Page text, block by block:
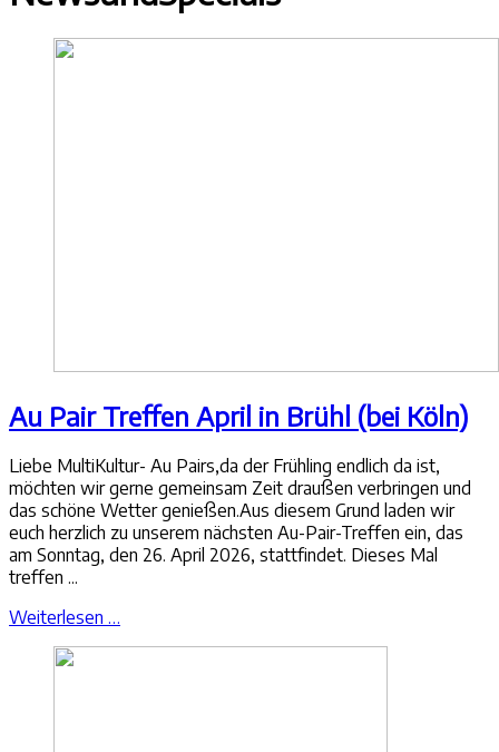
Au Pair Treffen April in Brühl (bei Köln)
Liebe MultiKultur- Au Pairs,da der Frühling endlich da ist,
möchten wir gerne gemeinsam Zeit draußen verbringen und
das schöne Wetter genießen.Aus diesem Grund laden wir
euch herzlich zu unserem nächsten Au-Pair-Treffen ein, das
am Sonntag, den 26. April 2026, stattfindet. Dieses Mal
treffen ...
Weiterlesen …